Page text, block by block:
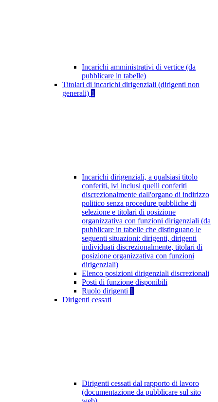
Incarichi amministrativi di vertice (da
pubblicare in tabelle)
Titolari di incarichi dirigenziali (dirigenti non
generali) 1
Incarichi dirigenziali, a qualsiasi titolo
conferiti, ivi inclusi quelli conferiti
discrezionalmente dall'organo di indirizzo
politico senza procedure pubbliche di
selezione e titolari di posizione
organizzativa con funzioni dirigenziali (da
pubblicare in tabelle che distinguano le
seguenti situazioni: dirigenti, dirigenti
individuati discrezionalmente, titolari di
posizione organizzativa con funzioni
dirigenziali)
Elenco posizioni dirigenziali discrezionali
Posti di funzione disponibili
Ruolo dirigenti 1
Dirigenti cessati
Dirigenti cessati dal rapporto di lavoro
(documentazione da pubblicare sul sito